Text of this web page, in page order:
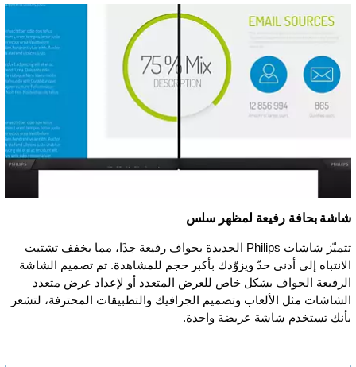
شاشة بحافة رفيعة لمظهر سلس
تتميّز شاشات Philips الجديدة بحواف رفيعة جدًا، مما يخفف تشتيت
الانتباه إلى أدنى حدّ ويزوّدك بأكبر حجم للمشاهدة. تم تصميم الشاشة
الرفيعة الحواف بشكل خاص للعرض المتعدد أو لإعداد عرض متعدد
الشاشات مثل الألعاب وتصميم الجرافيك والتطبيقات المحترفة، لتشعر
بأنك تستخدم شاشة عريضة واحدة.